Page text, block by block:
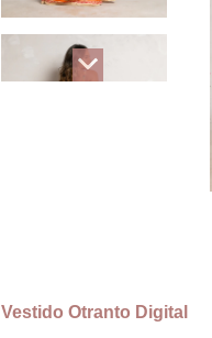
Vestido Otranto Digital